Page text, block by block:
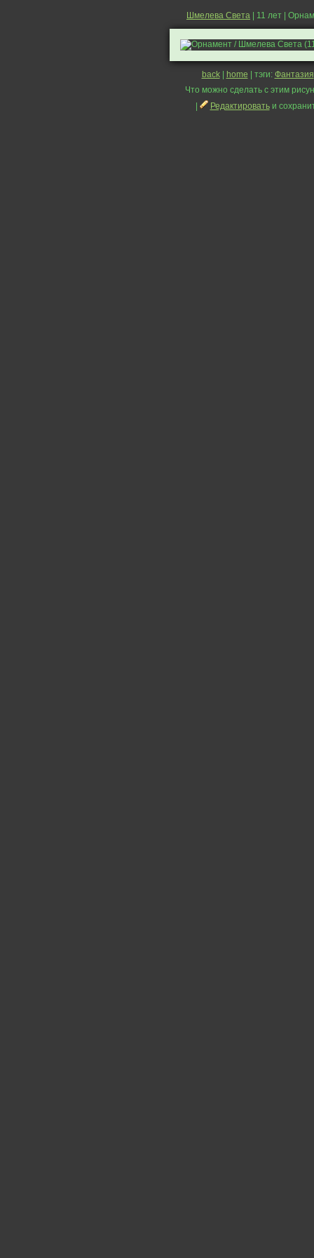
Шмелева Света | 11 лет |
back| home | тэги: Фантазия
Что можно сделать с этим
Редактироватьи